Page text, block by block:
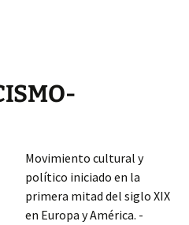
Movimiento cultural y
político iniciado en la
primera mitad del siglo XIX
en Europa y América. -